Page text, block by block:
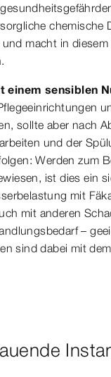
chemische
macht in
einem sensiblen
sollte aber nach
und der
Werden zum
ist dies ein
mit
mit anderen
–
sind dabei mit